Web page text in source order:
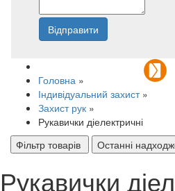
Відправити
Головна »
Індивідуальний захист »
Захист рук »
Рукавички діелектричні
Фільтр товарів
Останні
Рукавички